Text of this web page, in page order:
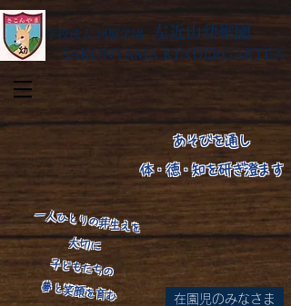
学校法人 河原学園 左近山幼稚園
SAKONYAMA KINDERGARTEN
あそびを通し
体・徳・知を研ぎ澄ます
​一人ひとりの芽生えを
大切に
子どもたちの
​夢と笑顔を育む 在園児のみなさま